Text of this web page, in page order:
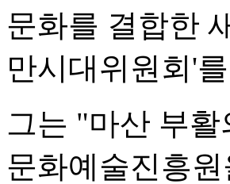
문화를 결합한
만시대위원회'
그는 "마산 부
문화예술진흥